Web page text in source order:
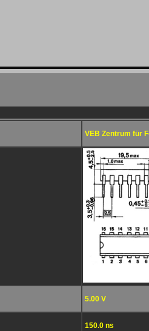
VEB Zentrum für
5.00 V
150.0 ns